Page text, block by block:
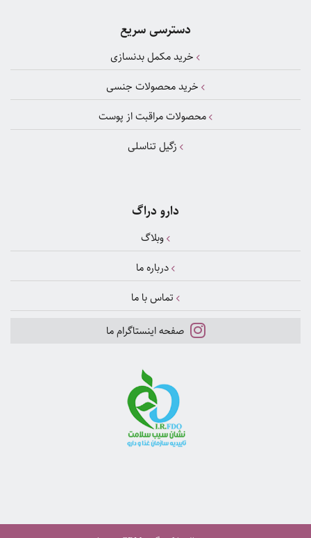
دسترسی سریع
خرید مکمل بدنسازی
خرید محصولات جنسی
محصولات مراقبت از پوست
زگیل تناسلی
دارو دراگ
وبلاگ
درباره ما
تماس با ما
صفحه اینستاگرام ما